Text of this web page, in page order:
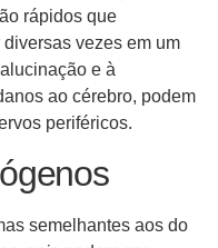
rápidos que
vezes em um
e à
ao cérebro, podem
periféricos.
semelhantes aos do